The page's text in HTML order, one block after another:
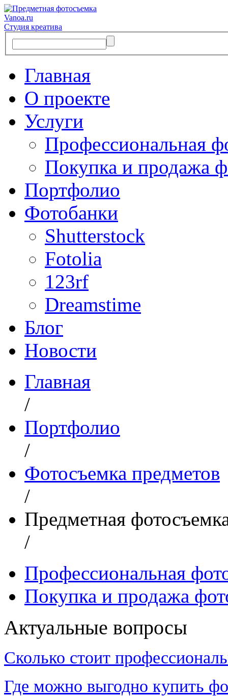
Vanoa.ru
Студия креатива
Главная
О проекте
Услуги
Профессиональная
Покупка и продажа
Портфолио
Фотобанки
Shutterstock
Fotolia
123rf
Dreamstime
Блог
Новости
Главная
/
Портфолио
/
Фотосъемка предметов
/
Предметная
/
Профессиональная
Покупка и продажа
Актуальные вопросы
Сколько стоит
Где можно выгодно купить